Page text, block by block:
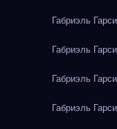
Габриэль
Габриэль
Габриэль
Габриэль